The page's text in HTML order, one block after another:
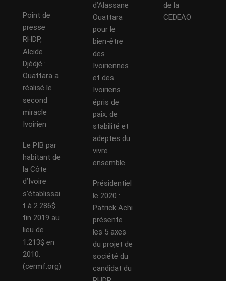
Point de
presse
RHDP,
Alcide
Djédjé :
Ouattara a
réalisé le
second
miracle
Ivoirien
Le PIB par
habitant de
la Côte
d’Ivoire
s’établissai
t à 2.286$
fin 2019 au
lieu de
1.213$ en
2010.
(cermf.org)
d’Alassane
Ouattara
pour le
bien-être
des
Ivoiriennes
et des
Ivoiriens
épris de
paix, de
stabilité et
adeptes du
vivre
ensemble.
Présidentiel
le 2020 :
Patrick Achi
présente
les 5 axes
du projet de
société du
candidat du
de la
CEDEAO